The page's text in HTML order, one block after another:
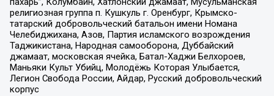
религиозная группа п. Кушкуль г. Оренбург, Крымско-
татарский добровольческий батальон имени Номана
Челебиджихана, Азов, Партия исламского возрождения
Таджикистана, Народная самооборона, Дуббайский
джамаат, московская ячейка, Батал-Хаджи Белхороев,
Маньяки Культ Убийц, Молодёжь Которая Улыбается,
Легион Свобода России, Айдар, Русский добровольческий
корпус